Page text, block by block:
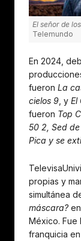
El señor de
Telemundo
En 2024,
fueron La
cielos 9 , y El
fueron Top
50 2, Sed
Pica y se
propias y
simultánea
máscara?
México. Fue
franquicia